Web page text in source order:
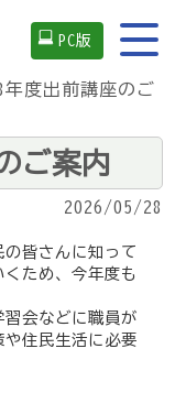
PC版
度出前講座のご
ご案内
2026/05/28
皆さんに知って
ため、今年度も
会などに職員が
住民生活に必要